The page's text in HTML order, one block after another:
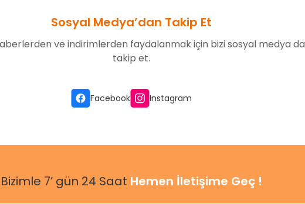
Sosyal Medya’dan Takip Et
ve indirimlerden faydalanmak için bizi sosyal medya da
takip et.
Facebook Instagram
Bizimle 7’ gün 24 Saat Hemen İletişime Geç !